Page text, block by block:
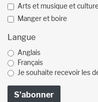
Arts et musique et
Manger et boire
Langue
Anglais
Français
Je souhaite recevoir les